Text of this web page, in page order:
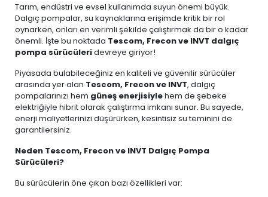
Tarım, endüstri ve evsel kullanımda suyun önemi büyük.
Dalgıç pompalar, su kaynaklarına erişimde kritik bir rol
oynarken, onları en verimli şekilde çalıştırmak da bir o kadar
önemli. İşte bu noktada Tescom, Frecon ve INVT dalgıç
pompa sürücüleridevreye giriyor!
Piyasada bulabileceğiniz en kaliteli ve güvenilir sürücüler
arasında yer alan Tescom, Frecon ve INVT, dalgıç
pompalarınızı hem güneş enerjisiylehem de şebeke
elektriğiyle hibrit olarak çalıştırma imkanı sunar. Bu sayede,
enerji maliyetlerinizi düşürürken, kesintisiz su teminini de
garantilersiniz.
Neden Tescom, Frecon ve INVT Dalgıç Pompa
Sürücüleri?
Bu sürücülerin öne çıkan bazı özellikleri var: